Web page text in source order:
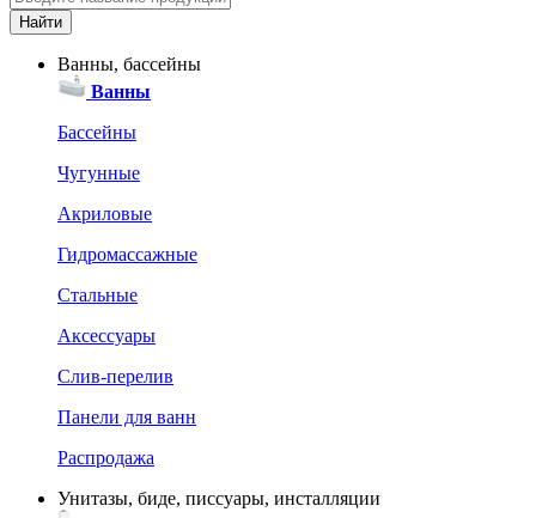
Ванны, бассейны
Ванны
Бассейны
Чугунные
Акриловые
Гидромассажные
Стальные
Аксессуары
Слив-перелив
Панели для ванн
Распродажа
Унитазы, биде, писсуары, инсталляции